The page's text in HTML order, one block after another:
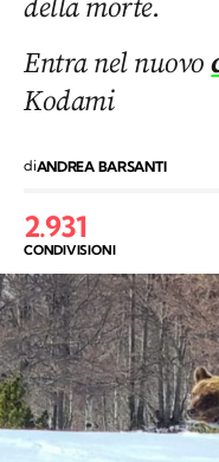
Entra nel nuovo
Kodami
diANDREA BARSANTI
2.931
CONDIVISIONI